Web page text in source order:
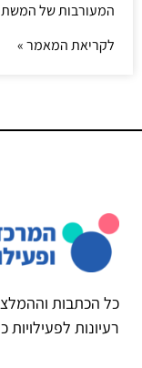
המעורבות של
לקריאת המאמר »
כל הכתבות
רעיונות